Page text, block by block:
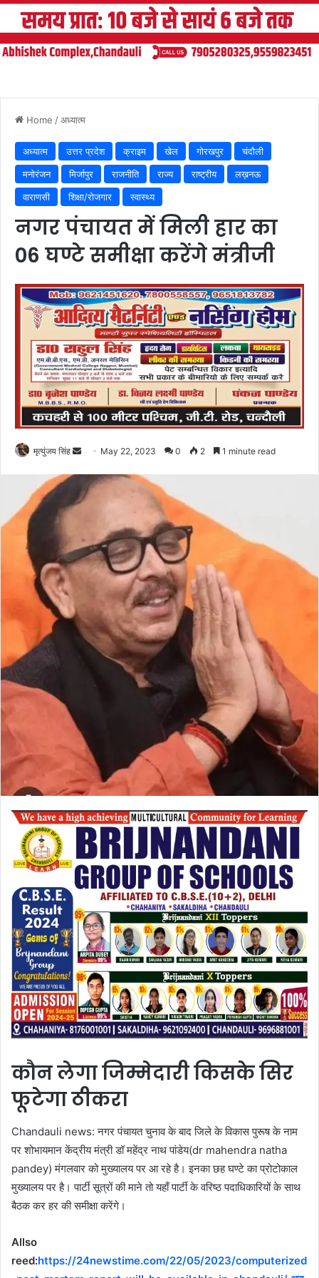
Home /अध्यात्म
अध्यात्म उत्तर प्रदेश क्राइम खेल गोरखपुर
चंदौली
मनोरंजन
मिर्जापुर राजनीति राज्य राष्ट्रीय
लख़नऊ
वाराणसी
शिक्षा/रोजगार स्वास्थ्य
नगर पंचायत में मिली हार का
06 घण्टे समीक्षा करेंगे मंत्रीजी
मृत्युंजय सिंह
Send
email
May 22, 2023 0 2 1 minute read
कौन लेगा जिम्मेदारी किसके सिर
फूटेगा ठीकरा
Chandauli news: नगर पंचायत चुनाव के बाद जिले के विकास पुरूष के नाम
पर शोभायमान केंद्रीय मंत्री डॉ महेंद्र नाथ पांडेय(dr mahendra natha
pandey) मंगलवार को मुख्यालय पर आ रहे है। इनका छह घण्टे का प्रोटोकाल
मुख्यालय पर है। पार्टी सूत्रों की माने तो यहाँ पार्टी के वरिष्ठ पदाधिकारियों के साथ
बैठक कर हर की समीक्षा करेंगे।
Allso
reed:https://24newstime.com/22/05/2023/computerized